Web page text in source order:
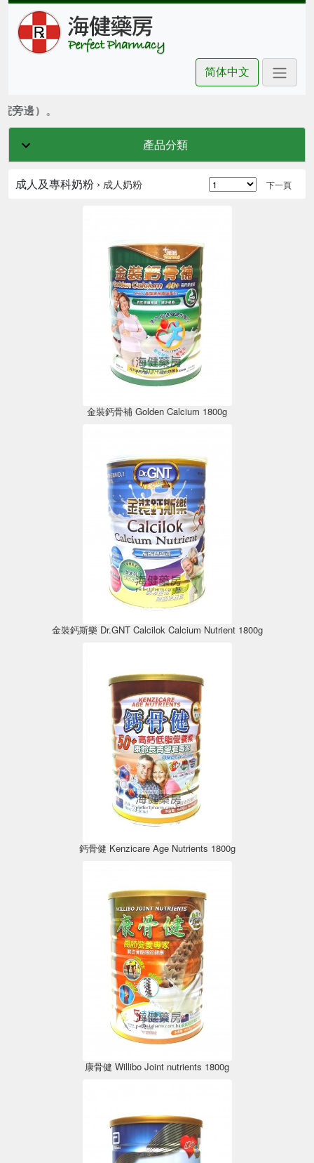
简体中文
邊）。
產品分類
成人及專科奶粉 › 成人奶粉 下一頁
金裝鈣骨補 Golden Calcium 1800g
金裝鈣斯樂 Dr.GNT Calcilok Calcium Nutrient 1800g
鈣骨健 Kenzicare Age Nutrients 1800g
康骨健 Willibo Joint nutrients 1800g